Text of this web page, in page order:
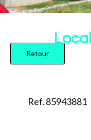
Retour
Ref. 85943881